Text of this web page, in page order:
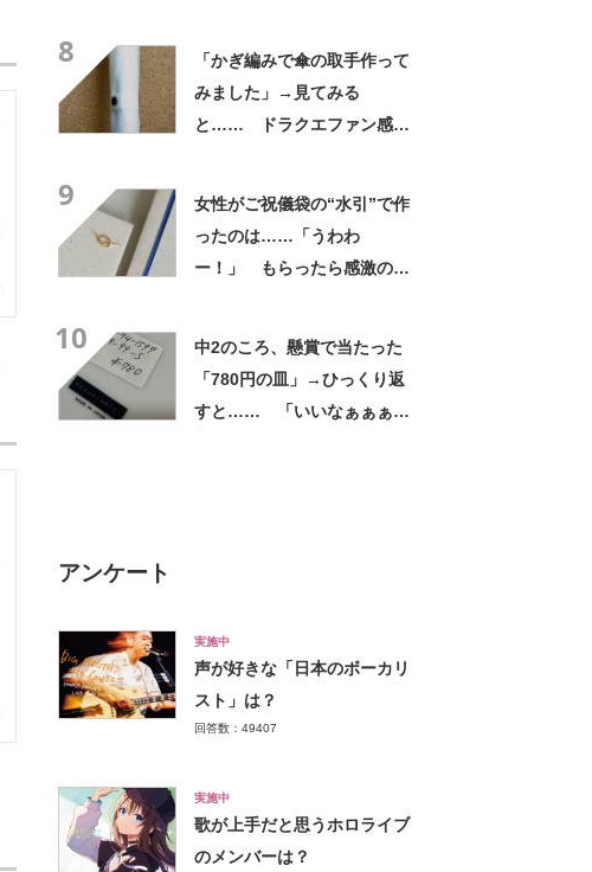
8
「かぎ編みで傘の取手作って
みました」→見てみる
と…… ドラクエファン感動
9
女性がご祝儀袋の“水引”で作
ったのは……「うわわ
ー！」 もらったら感激のデ
10
中2のころ、懸賞で当たった
「780円の皿」→ひっくり返
すと…… 「いいなぁぁぁぁ
アンケート
実施中
声が好きな「日本のボーカリ
スト」は？
回答数：49407
実施中
歌が上手だと思うホロライブ
のメンバーは？